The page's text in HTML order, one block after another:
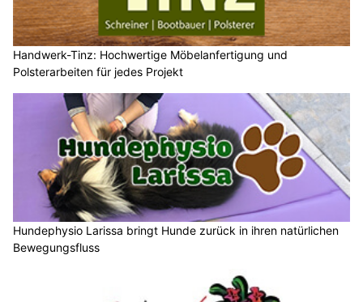
Handwerk-Tinz: Hochwertige Möbelanfertigung und
Polsterarbeiten für jedes Projekt
Hundephysio Larissa bringt Hunde zurück in ihren natürlichen
Bewegungsfluss